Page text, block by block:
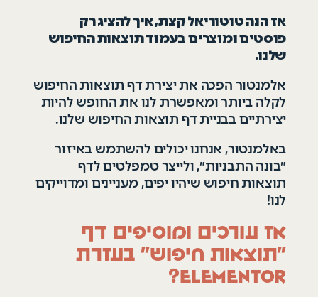
אז הנה טוטוריאל קצת, איך להציג רק
פוסטים ומוצרים בעמוד תוצאות החיפוש
שלנו.
אלמנטור הפכה את יצירת דף תוצאות החיפוש
לקלה ביותר ומאפשרת לנו את החופש להיות
יצירתיים בבניית דף תוצאות החיפוש שלנו.
באלמנטור, אנחנו יכולים להשתמש באיזור
״בונה התבניות״, ולייצר טמפלטים לדף
תוצאות חיפוש שיהיו יפים, מעניינים ומדוייקים
לנו!
אז עורכים ומוסיפים דף
״תוצאות חיפוש״ בעזרת
Elementor?